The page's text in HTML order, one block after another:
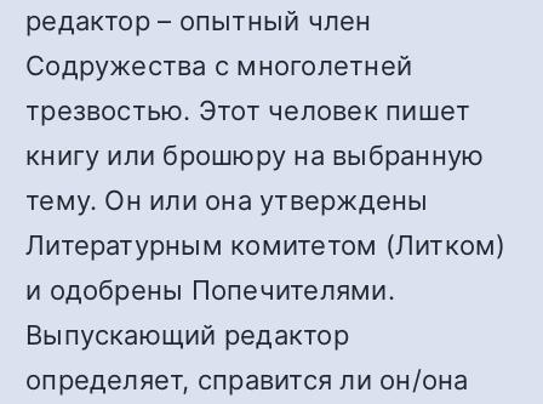
редактор – опытный член
Содружества с многолетней
трезвостью. Этот человек пишет
книгу или брошюру на выбранную
тему. Он или она утверждены
Литературным комитетом (Литком)
и одобрены Попечителями.
Выпускающий редактор
определяет, справится ли он/она